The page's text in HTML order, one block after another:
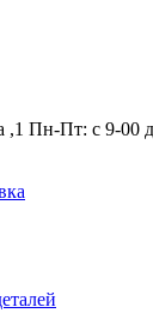
,1 Пн-Пт: с 9-00